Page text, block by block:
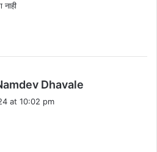
नाही
Dhavale
at 10:02 pm